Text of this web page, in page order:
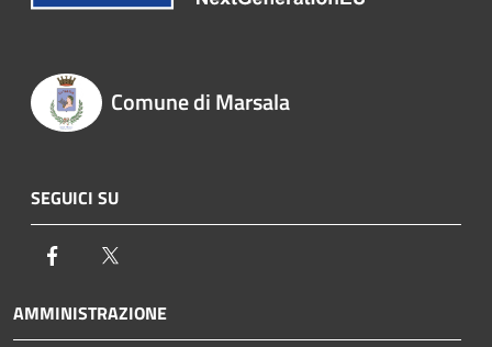
Comune di Marsala
SEGUICI SU
Facebook
AMMINISTRAZIONE